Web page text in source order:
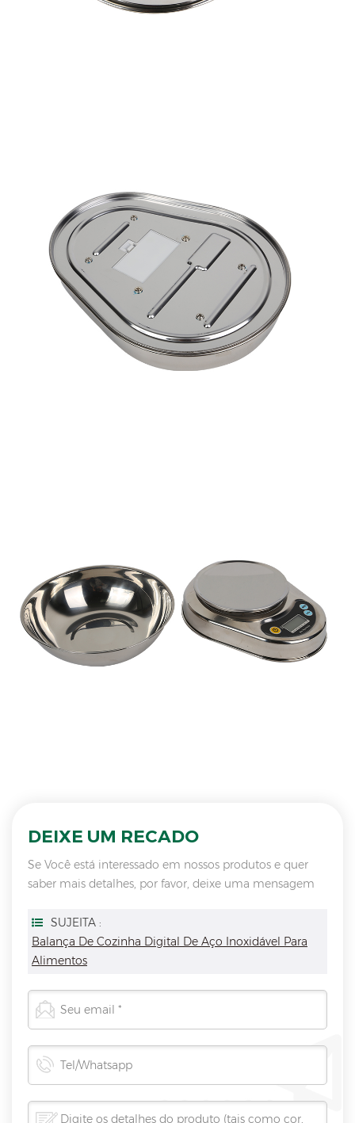
DEIXE UM RECADO
Se Você está interessado em nossos produtos e quer
saber mais detalhes, por favor, deixe uma mensagem
SUJEITA :
Balança De Cozinha Digital De Aço Inoxidável Para
Alimentos